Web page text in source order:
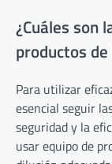
¿Cuáles son
productos
Para utilizar
esencial seguir
seguridad y la
usar equipo de